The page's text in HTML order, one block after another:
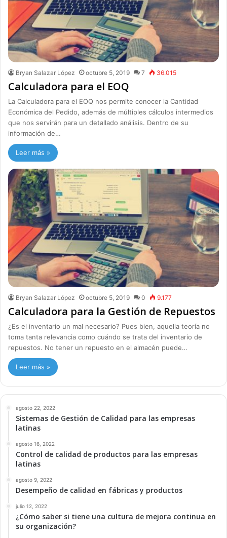
Bryan Salazar López octubre 5, 2019 7 36.015
Calculadora para el EOQ
La Calculadora para el EOQ nos permite conocer la Cantidad
Económica del Pedido, además de múltiples cálculos intermedios
que nos servirán para un detallado análisis. Dentro de su
información de…
Leer más »
Bryan Salazar López octubre 5, 2019 0 9.177
Calculadora para la Gestión de Repuestos
¿Es el inventario un mal necesario? Pues bien, aquella teoría no
toma tanta relevancia como cuándo se trata del inventario de
repuestos. No tener un repuesto en el almacén puede…
Leer más »
agosto 22, 2022
Sistemas de Gestión de Calidad para las empresas
latinas
agosto 16, 2022
Control de calidad de productos para las empresas
latinas
agosto 9, 2022
Desempeño de calidad en fábricas y productos
julio 12, 2022
¿Cómo saber si tiene una cultura de mejora continua en
su organización?